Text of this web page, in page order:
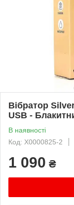
Вібратор
USB -
В наявності
Код: X0000825-2
1 090 ₴